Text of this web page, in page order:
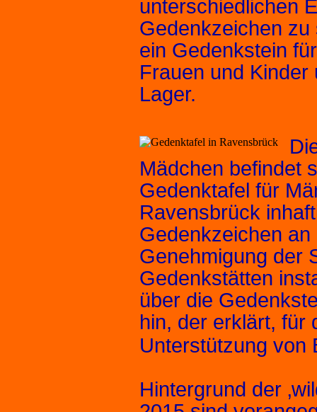
unterschiedlichen
Gedenkzeichen
ein Gedenkstein
Frauen und
Lager.
Mädchen befindet
Gedenktafel für
Ravensbrück
Gedenkzeichen
Genehmigung der
Gedenkstätten
über die
hin, der erklärt, für
Unterstützung von
Hintergrund der